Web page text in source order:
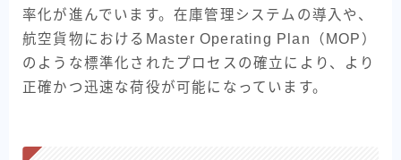
率化が進んでいます。在庫管理システムの導入や、
航空貨物におけるMaster Operating Plan（MOP）
のような標準化されたプロセスの確立により、より
正確かつ迅速な荷役が可能になっています。